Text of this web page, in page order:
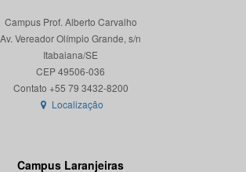
Campus Prof. Alberto Carvalho
Av. Vereador Olímpio Grande, s/n
Itabaiana/SE
CEP 49506-036
Localização
Campus Laranjeiras